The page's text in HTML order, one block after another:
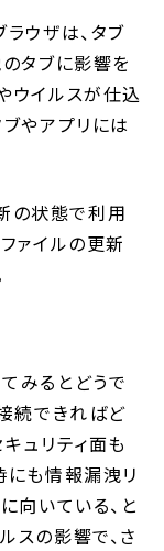
ウザは、タブ
タブに影響を
ウイルスが仕込
やアプリには
の状態で利用
ァイルの更新
みるとどうで
続できればど
ュリティ面も
にも情報漏洩リ
向いている、と
スの影響で、さ